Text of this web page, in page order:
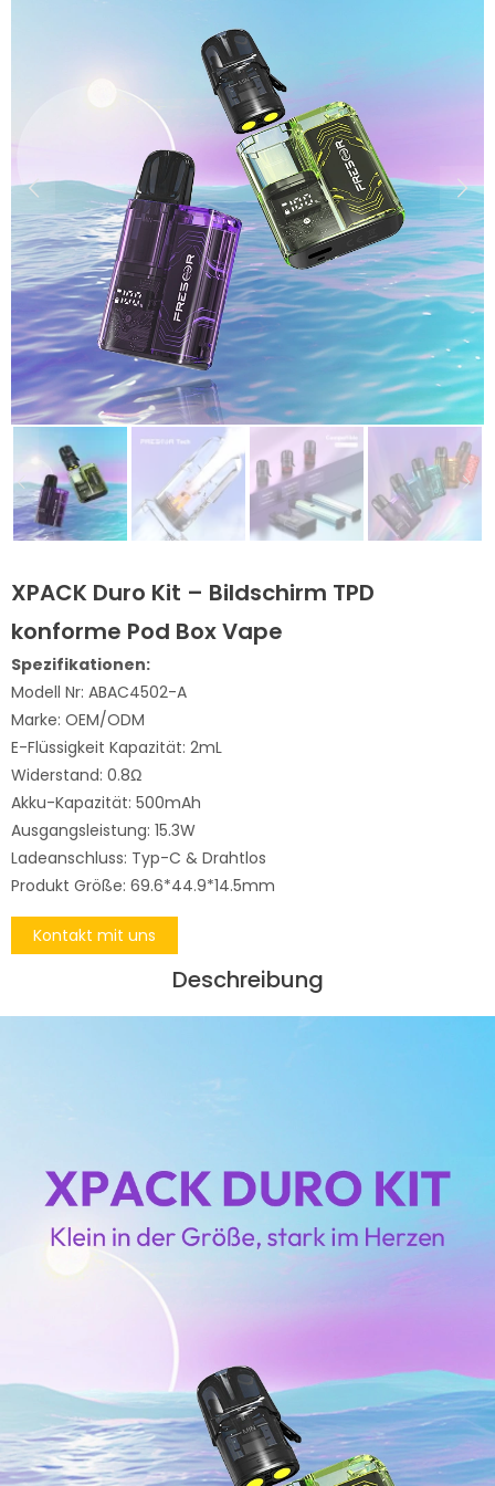
XPACK Duro Kit – Bildschirm TPD
konforme Pod Box Vape
Spezifikationen:
Modell Nr: ABAC4502-A
Marke: OEM/ODM
E-Flüssigkeit Kapazität: 2mL
Widerstand: 0.8Ω
Akku-Kapazität: 500mAh
Ausgangsleistung: 15.3W
Ladeanschluss: Typ-C & Drahtlos
Produkt Größe: 69.6*44.9*14.5mm
Kontakt mit uns
Deschreibung